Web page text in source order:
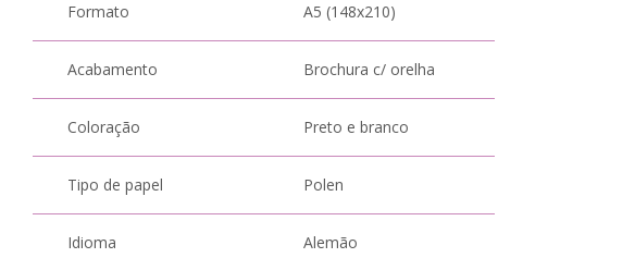
Formato A5 (148x210)
Acabamento Brochura c/ orelha
Coloração Preto e branco
Tipo de papel Polen
Idioma Alemão